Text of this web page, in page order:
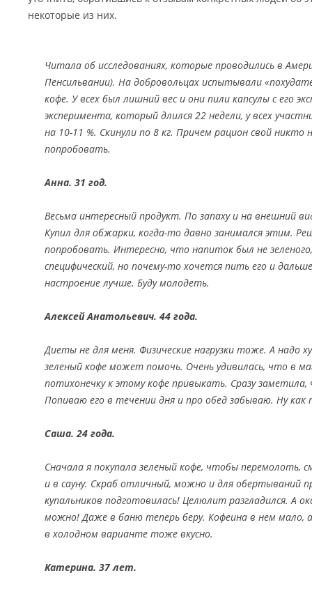
некоторые из них.
Читала об исследованиях, которые проводились в
Пенсильвании). На добровольцах испытывали
кофе. У всех был лишний вес и они пили капсулы с его
эксперимента, который длился 22 недели, у всех
на 10-11 %. Скинули по 8 кг. Причем рацион свой никто
попробовать.
Анна. 31 год.
Весьма интересный продукт. По запаху и на внешний
Купил для обжарки, когда-то давно занимался этим.
попробовать. Интересно, что напиток был не
специфический, но почему-то хочется пить его и
настроение лучше. Буду молодеть.
Алексей Анатольевич. 44 года.
Диеты не для меня. Физические нагрузки тоже. А надо
зеленый кофе может помочь. Очень удивилась, что в
потихонечку к этому кофе привыкать. Сразу
Попиваю его в течении дня и про обед забываю. Ну как
Саша. 24 года.
Сначала я покупала зеленый кофе, чтобы перемолоть,
и в сауну. Скраб отличный, можно и для обертываний
купальников подготовилась! Целюлит разгладился. А
можно! Даже в баню теперь беру. Кофеина в нем
в холодном варианте тоже вкусно.
Катерина. 37 лет.